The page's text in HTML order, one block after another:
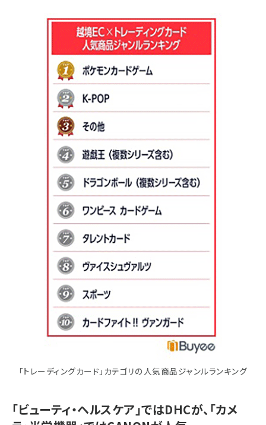
「トレーディングカード」カテゴリの人気商品ジャンルランキング
「ビューティ・ヘルスケア」ではDHCが、「カメ